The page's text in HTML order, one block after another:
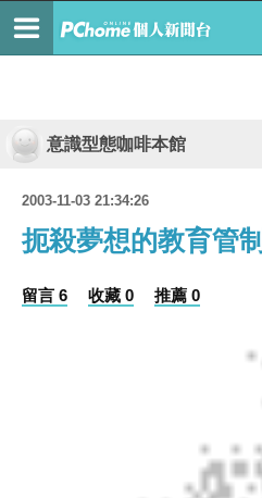
意識型態咖啡本館
2003-11-03 21:34:26
扼殺夢想的教育管制
留言 6 收藏 0 推薦 0